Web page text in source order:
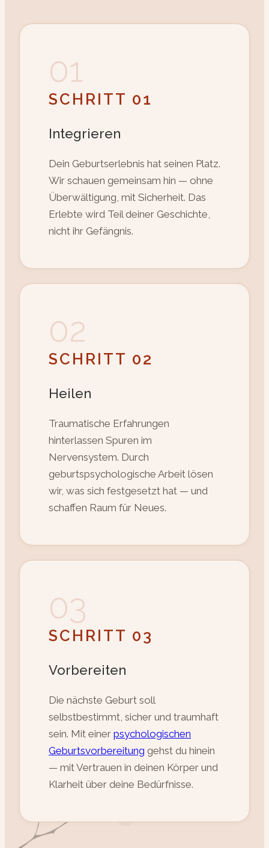
01
SCHRITT 01
Integrieren
Dein Geburtserlebnis hat seinen Platz.
Wir schauen gemeinsam hin — ohne
Überwältigung, mit Sicherheit. Das
Erlebte wird Teil deiner Geschichte,
nicht ihr Gefängnis.
02
SCHRITT 02
Heilen
Traumatische Erfahrungen
hinterlassen Spuren im
Nervensystem. Durch
geburtspsychologische Arbeit lösen
wir, was sich festgesetzt hat — und
schaffen Raum für Neues.
03
SCHRITT 03
Vorbereiten
Die nächste Geburt soll
selbstbestimmt, sicher und traumhaft
sein. Mit einer psychologischen
Geburtsvorbereitung gehst du hinein
— mit Vertrauen in deinen Körper und
Klarheit über deine Bedürfnisse.